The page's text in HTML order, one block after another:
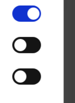
Nutzung